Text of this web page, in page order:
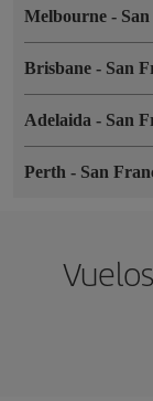
Melbourne -
Brisbane - San
Adelaida - San
Perth - San